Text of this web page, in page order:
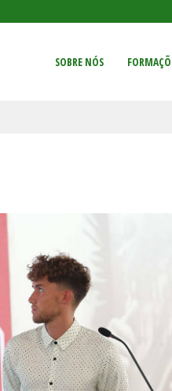
SOBRE NÓS